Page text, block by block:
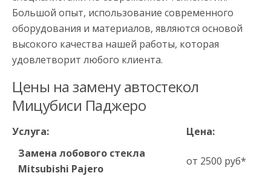
Большой опыт, использование современного
оборудования и материалов, являются основой
высокого качества нашей работы, которая
удовлетворит любого клиента.
Цены на замену автостекол
Мицубиси Паджеро
Услуга:
Цена:
Замена лобового стекла
Mitsubishi Pajero
от 2500 руб*